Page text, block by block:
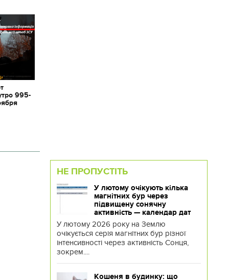
995-
НЕ ПРОПУСТІТЬ
У лютому очікують кілька
магнітних бур через
підвищену сонячну
активність — календар дат
У лютому 2026 року на Землю
очікується серія магнітних бур різної
інтенсивності через активність Сонця,
зокрем....
Кошеня в будинку: що